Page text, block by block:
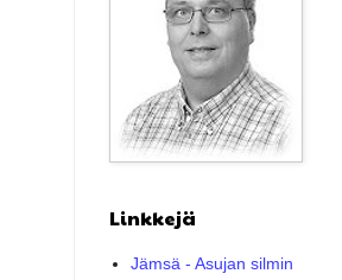
Linkkejä
Jämsä - Asujan silmin